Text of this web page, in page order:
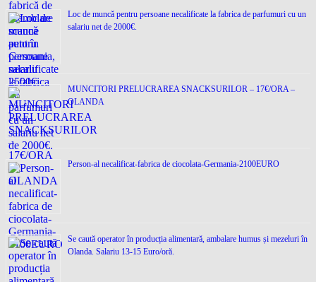
Loc de muncǎ pentru persoane necalificate la fabrica de parfumuri cu un
salariu net de 2000€.
MUNCITORI PRELUCRAREA SNACKSURILOR – 17€/ORA –
OLANDA
Person-al necalificat-fabrica de ciocolata-Germania-2100EURO
Se caută operator în producția alimentară, ambalare humus și mezeluri în
Olanda. Salariu 13-15 Euro/oră.